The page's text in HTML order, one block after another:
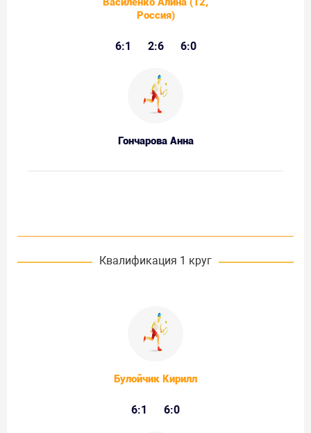
Россия)
6:1 2:6 6:0
Гончарова Анна
Квалификация 1 круг
Булойчик Кирилл
6:1 6:0